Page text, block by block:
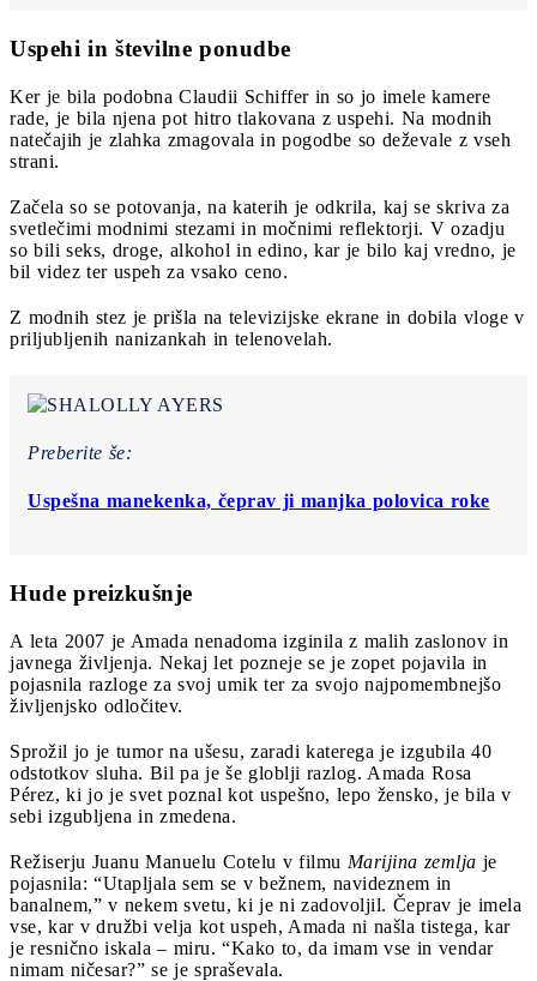
Uspehi in številne ponudbe
Ker je bila podobna Claudii Schiffer in so jo imele kamere
rade, je bila njena pot hitro tlakovana z uspehi. Na modnih
natečajih je zlahka zmagovala in pogodbe so deževale z vseh
strani.
Začela so se potovanja, na katerih je odkrila, kaj se skriva za
svetlečimi modnimi stezami in močnimi reflektorji. V ozadju
so bili seks, droge, alkohol in edino, kar je bilo kaj vredno, je
bil videz ter uspeh za vsako ceno.
Z modnih stez je prišla na televizijske ekrane in dobila vloge v
priljubljenih nanizankah in telenovelah.
Preberite še:
Uspešna manekenka, čeprav ji manjka polovica roke
Hude preizkušnje
A leta 2007 je Amada nenadoma izginila z malih zaslonov in
javnega življenja. Nekaj let pozneje se je zopet pojavila in
pojasnila razloge za svoj umik ter za svojo najpomembnejšo
življenjsko odločitev.
Sprožil jo je tumor na ušesu, zaradi katerega je izgubila 40
odstotkov sluha. Bil pa je še globlji razlog. Amada Rosa
Pérez, ki jo je svet poznal kot uspešno, lepo žensko, je bila v
sebi izgubljena in zmedena.
Režiserju Juanu Manuelu Cotelu v filmu Marijina zemlja je
pojasnila: “Utapljala sem se v bežnem, navideznem in
banalnem,” v nekem svetu, ki je ni zadovoljil. Čeprav je imela
vse, kar v družbi velja kot uspeh, Amada ni našla tistega, kar
je resnično iskala – miru. “Kako to, da imam vse in vendar
nimam ničesar?” se je spraševala.